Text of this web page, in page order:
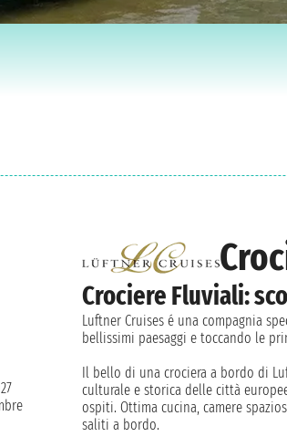
Crociere Fluviali:
Luftner Cruises é una compagnia
bellissimi paesaggi e toccando le
Il bello di una crociera a bordo di
culturale e storica delle città
ospiti. Ottima cucina, camere
saliti a bordo.